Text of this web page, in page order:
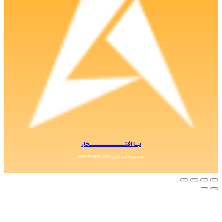
بــــا افتــــــــــــــــــــــــــــــــــــخار
تقــدیم به وب ایـران www.Atlasnic.com